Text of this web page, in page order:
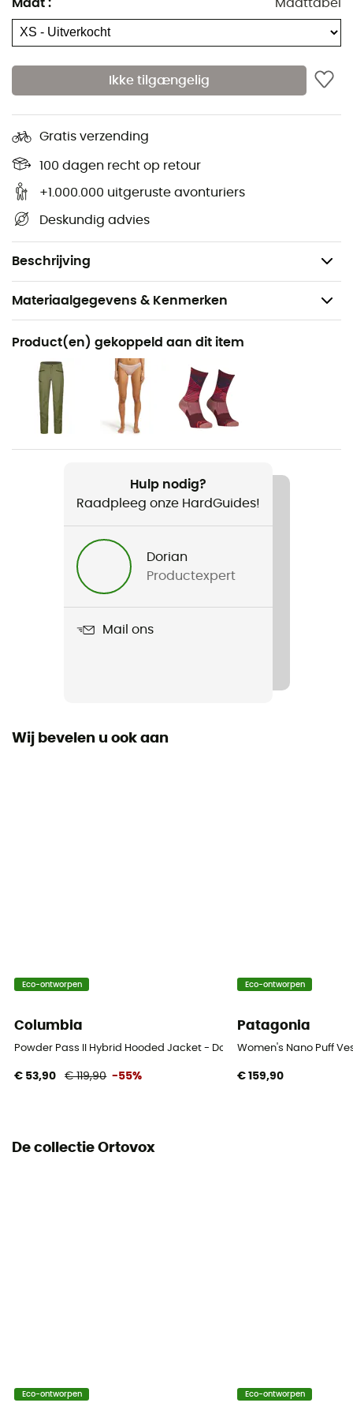
Maat : Maattabel
Ikke tilgængelig
Gratis verzending
100 dagen recht op retour
+1.000.000 uitgeruste avonturiers
Deskundig advies
Beschrijving
Zonder PFC
Optimale bescherming met een uitstekende
gewicht-isolatieverhouding
Maximale bewegingsvrijheid
Elastisch sluitende capuchon
Elastische zoom
1 borstzak
Elastische manchetten
Gewicht: 245 g
Materiaalgegevens & Kenmerken
Aanbevolen voor
Wandelen / Tourskiën / Trekking / Bergbeklimmen
Dames
Gewicht
Swisswool Piz Duan Jacket
Gebruikte Technologieën
Voering
Isolatie
Materiaal
Product(en) gekoppeld aan dit item
Hulp nodig?
Raadpleeg onze HardGuides!
Dorian
Productexpert
Mail ons
Wij bevelen u ook aan
Eco-ontworpen
Columbia
Powder Pass II Hybrid Hooded Jacket - Donsjack - Dames
€ 53,90 € 119,90 -55%
Eco-ontworpen
Patagonia
Women's Nano Puff
€ 159,90
De collectie Ortovox
Eco-ontworpen Eco-ontworpen